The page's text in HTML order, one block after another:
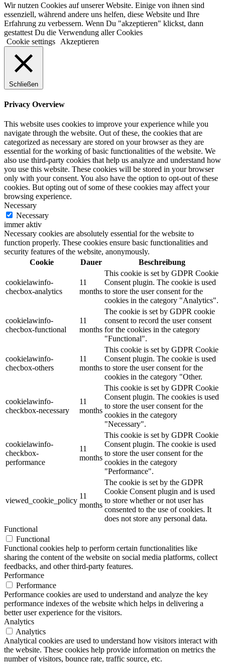
Wir nutzen Cookies auf unserer Website. Einige von ihnen sind
essenziell, während andere uns helfen, diese Website und Ihre
Erfahrung zu verbessern. Wenn Du "akzeptieren" klickst, dann
gestattest Du die Verwendung aller Cookies
Cookie settings
Akzeptieren
Schließen
Privacy Overview
This website uses cookies to improve your experience while you
navigate through the website. Out of these, the cookies that are
categorized as necessary are stored on your browser as they are
essential for the working of basic functionalities of the website. We
also use third-party cookies that help us analyze and understand how
you use this website. These cookies will be stored in your browser
only with your consent. You also have the option to opt-out of these
cookies. But opting out of some of these cookies may affect your
browsing experience.
Necessary
Necessary
immer aktiv
Necessary cookies are absolutely essential for the website to
function properly. These cookies ensure basic functionalities and
security features of the website, anonymously.
Cookie
Dauer Beschreibung
cookielawinfo-
checbox-analytics
11
months
This cookie is set by GDPR Cookie
Consent plugin. The cookie is used
to store the user consent for the
cookies in the category "Analytics".
cookielawinfo-
checbox-functional
11
months
The cookie is set by GDPR cookie
consent to record the user consent
for the cookies in the category
"Functional".
cookielawinfo-
checbox-others
11
months
This cookie is set by GDPR Cookie
Consent plugin. The cookie is used
to store the user consent for the
cookies in the category "Other.
cookielawinfo-
checkbox-necessary
11
months
This cookie is set by GDPR Cookie
Consent plugin. The cookies is used
to store the user consent for the
cookies in the category
"Necessary".
cookielawinfo-
checkbox-
performance
11
months
This cookie is set by GDPR Cookie
Consent plugin. The cookie is used
to store the user consent for the
cookies in the category
"Performance".
viewed_cookie_policy
11
months
The cookie is set by the GDPR
Cookie Consent plugin and is used
to store whether or not user has
consented to the use of cookies. It
does not store any personal data.
Functional
Functional
Functional cookies help to perform certain functionalities like
sharing the content of the website on social media platforms, collect
feedbacks, and other third-party features.
Performance
Performance
Performance cookies are used to understand and analyze the key
performance indexes of the website which helps in delivering a
better user experience for the visitors.
Analytics
Analytics
Analytical cookies are used to understand how visitors interact with
the website. These cookies help provide information on metrics the
number of visitors, bounce rate, traffic source, etc.